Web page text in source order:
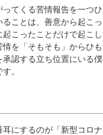
てくる苦情報告を一つ
ことは、善意から起こ
起こったことだけで起こ
を「そもそも」からひ
認する立ち位置にいる
。
にするのが「新型コロ